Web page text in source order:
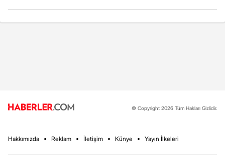
© Copyright 2026 Tüm Hakları Gizlidir.
Hakkımızda Reklam İletişim Künye Yayın İlkeleri